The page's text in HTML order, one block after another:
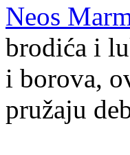
Neos
brodića i
i borova,
pružaju